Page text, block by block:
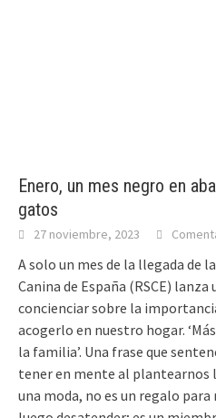
Enero, un mes negro en
gatos
27 noviembre, 2023
A solo un mes de la llegada de
Canina de España (RSCE)
concienciar sobre la
acogerlo en nuestro hogar.
la familia’. Una frase que
tener en mente al plantearnos
una moda, no es un regalo